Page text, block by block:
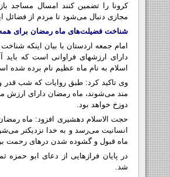
کرونا را تضمین کنند امسال مساجد
مجازی دنبال می‌شود تا مردم از فضائل
شناخت فضیلت‌های ماه رمضان برای
امام جمعه اردستان با بیان اینکه
دارای ارزشهای فراوانی است که
اسلام به نام ماه عظیم نام برده شده
وی تاکید کرد: طبق روایات که شب قدر
مند می‌شوند، ماه رمضان دارای ارزش
دوزخ خواهد بود.
حجت الاسلام دهشیری افزود: ماه
انسانیت می‌رسد و به خدا نزدیکتر
ماه قبول و گشوده شدن درهای رحمت
در پایان فرازهایی از دعای ابو حمزه
شد.